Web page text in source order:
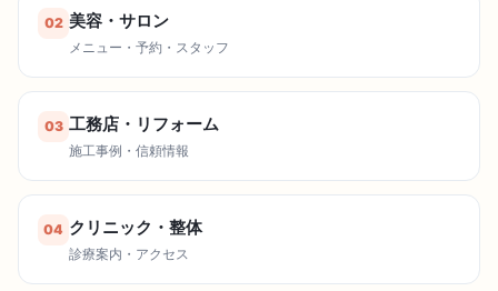
02 美容・サロン
メニュー・予約・スタッフ
03 工務店・リフォーム
施工事例・信頼情報
04 クリニック・整体
診療案内・アクセス